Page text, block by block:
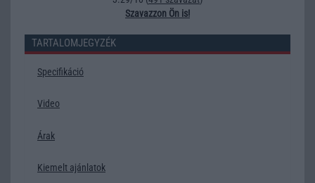
Szavazzon Ön is!
TARTALOMJEGYZÉK
Specifikáció
Video
Árak
Kiemelt ajánlatok